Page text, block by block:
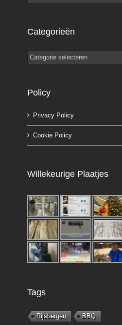
Categorieën
Categorieën
Policy
Privacy Policy
Cookie Policy
Willekeurige Plaatjes
Tags
Rijsbergen
BBQ